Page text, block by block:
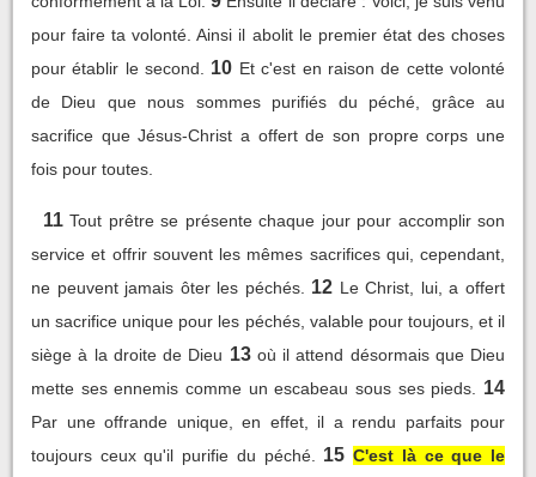
pour faire ta volonté. Ainsi il abolit le premier état des choses
pour établir le second.
10 Et c'est en raison de cette volonté
de Dieu que nous sommes purifiés du péché, grâce au
sacrifice que Jésus-Christ a offert de son propre corps une
fois pour toutes.
11 Tout prêtre se présente chaque jour pour accomplir son
service et offrir souvent les mêmes sacrifices qui, cependant,
ne peuvent jamais ôter les péchés.
12 Le Christ, lui, a offert
un sacrifice unique pour les péchés, valable pour toujours, et il
siège à la droite de Dieu 13 où il attend désormais que Dieu
mette ses ennemis comme un escabeau sous ses pieds.
14
Par une offrande unique, en effet, il a rendu parfaits pour
toujours ceux qu'il purifie du péché.
15 C'est là ce que le